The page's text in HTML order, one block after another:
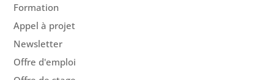
Formation
Appel à projet
Newsletter
Offre d'emploi